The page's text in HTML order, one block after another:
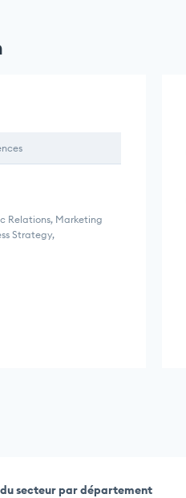
Relations, Marketing
Strategy,
secteur par département